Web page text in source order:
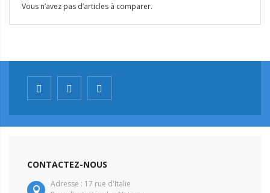
Vous n’avez pas d’articles à comparer.
CONTACTEZ-NOUS
Adresse : 17 rue d'Italie